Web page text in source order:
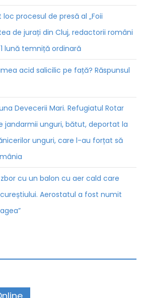
loc procesul de presă al „Foii
de jurați din Cluj, redactorii români
lună temniță ordinară
acid salicilic pe față? Răspunsul
Devecerii Mari. Refugiatul Rotar
jandarmii unguri, bătut, deportat la
unguri, care l-au forțat să
zbor cu un balon cu aer cald care
Aerostatul a fost numit